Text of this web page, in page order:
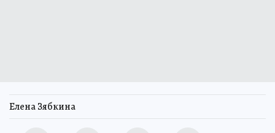
Елена Зябкина